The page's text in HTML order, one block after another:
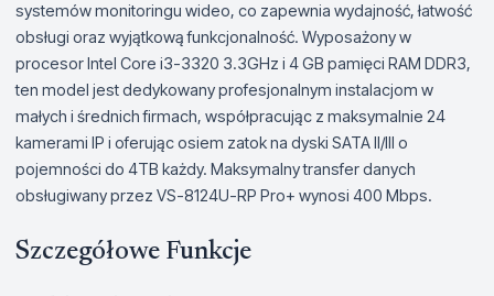
systemów monitoringu wideo, co zapewnia wydajność, łatwość
obsługi oraz wyjątkową funkcjonalność. Wyposażony w
procesor Intel Core i3-3320 3.3GHz i 4 GB pamięci RAM DDR3,
ten model jest dedykowany profesjonalnym instalacjom w
małych i średnich firmach, współpracując z maksymalnie 24
kamerami IP i oferując osiem zatok na dyski SATA II/III o
pojemności do 4TB każdy. Maksymalny transfer danych
obsługiwany przez VS-8124U-RP Pro+ wynosi 400 Mbps.
Szczegółowe Funkcje